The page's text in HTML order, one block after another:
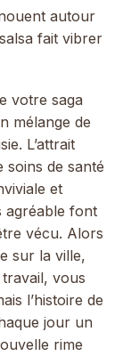
autour
fait vibrer
votre saga
mélange de
L’attrait
soins de santé
et
agréable font
vécu. Alors
sur la ville,
vous
l’histoire de
jour un
rime